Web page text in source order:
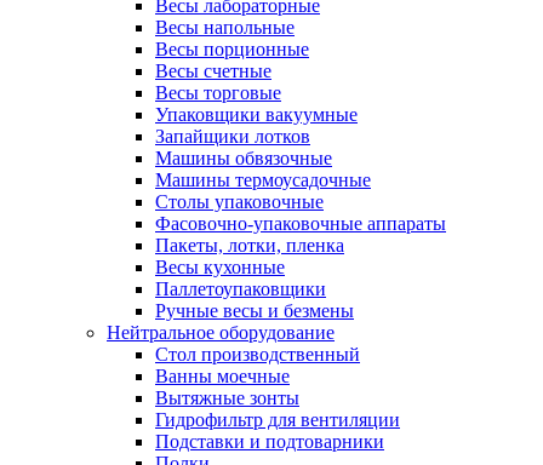
Весы лабораторные
Весы напольные
Весы порционные
Весы счетные
Весы торговые
Упаковщики вакуумные
Запайщики лотков
Машины обвязочные
Машины термоусадочные
Столы упаковочные
Фасовочно-упаковочные аппараты
Пакеты, лотки, пленка
Весы кухонные
Паллетоупаковщики
Ручные весы и безмены
Нейтральное оборудование
Cтол производственный
Ванны моечные
Вытяжные зонты
Гидрофильтр для вентиляции
Подставки и подтоварники